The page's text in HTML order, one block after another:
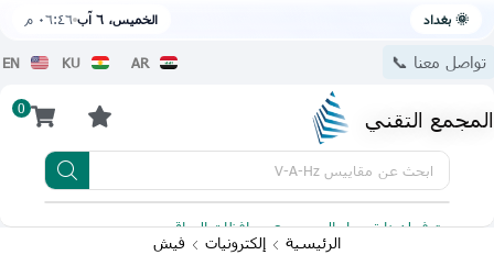
🌞 بغداد الخميس، ٦ آب ٠٦:٤٦ م
تواصل معنا 📞 AR
KU
EN
المجمع التقني 0
ابحث عن مقاييس V-A-Hz
يتوفر لدينا توصيل الى جميع محافظات العراق
الرئيسية إلكترونيات فيش